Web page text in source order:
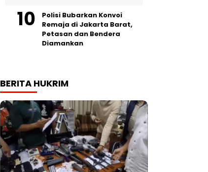
Polisi Bubarkan Konvoi
Remaja di Jakarta Barat,
Petasan dan Bendera
Diamankan
BERITA HUKRIM